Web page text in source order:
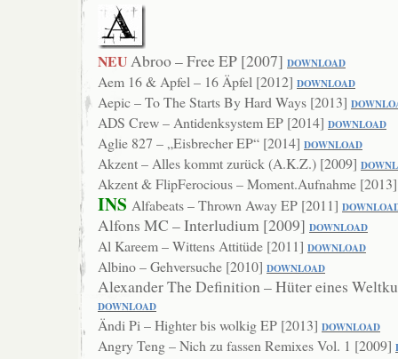
NEUAbroo – Free EP [2007] DOWNLOAD
Aem 16 & Apfel – 16 Äpfel [2012] DOWNLOAD
Aepic – To The Starts By Hard Ways [2013] DOWN
ADS Crew – Antidenksystem EP [2014] DOWNLOAD
Aglie 827 – „Eisbrecher EP“ [2014] DOWNLOAD
Akzent – Alles kommt zurück (A.K.Z.) [2009]
Akzent & FlipFerocious – Moment.Aufnahme
INS Alfabeats – Thrown Away EP [2011]
Alfons MC – Interludium [2009] DOWNLOAD
Al Kareem – Wittens Attitüde [2011] DOWNLOAD
Albino – Gehversuche [2010] DOWNLOAD
Alexander The Definition – Hüter eines
DOWNLOAD
Ändi Pi – Highter bis wolkig EP [2013] DOWNLOAD
Angry Teng – Nich zu fassen Remixes Vol. 1 [2009]